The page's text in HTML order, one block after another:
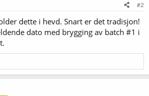
#2
dette i hevd. Snart er det tradisjon!
dato med brygging av batch #1 i